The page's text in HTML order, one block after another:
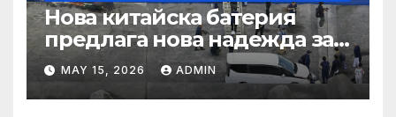
Нова китайска батерия
предлага нова надежда за
съхранение на водород
MAY 15, 2026 ADMIN